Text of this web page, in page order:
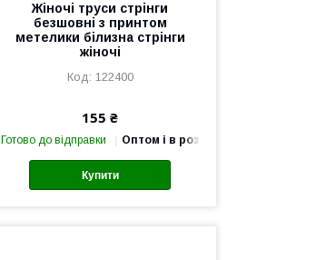
Жіночі труси стрінги
безшовні з принтом
метелики білизна стрінги
жіночі
122400
155 ₴
Готово до відправки Оптом і в роздріб
Купити